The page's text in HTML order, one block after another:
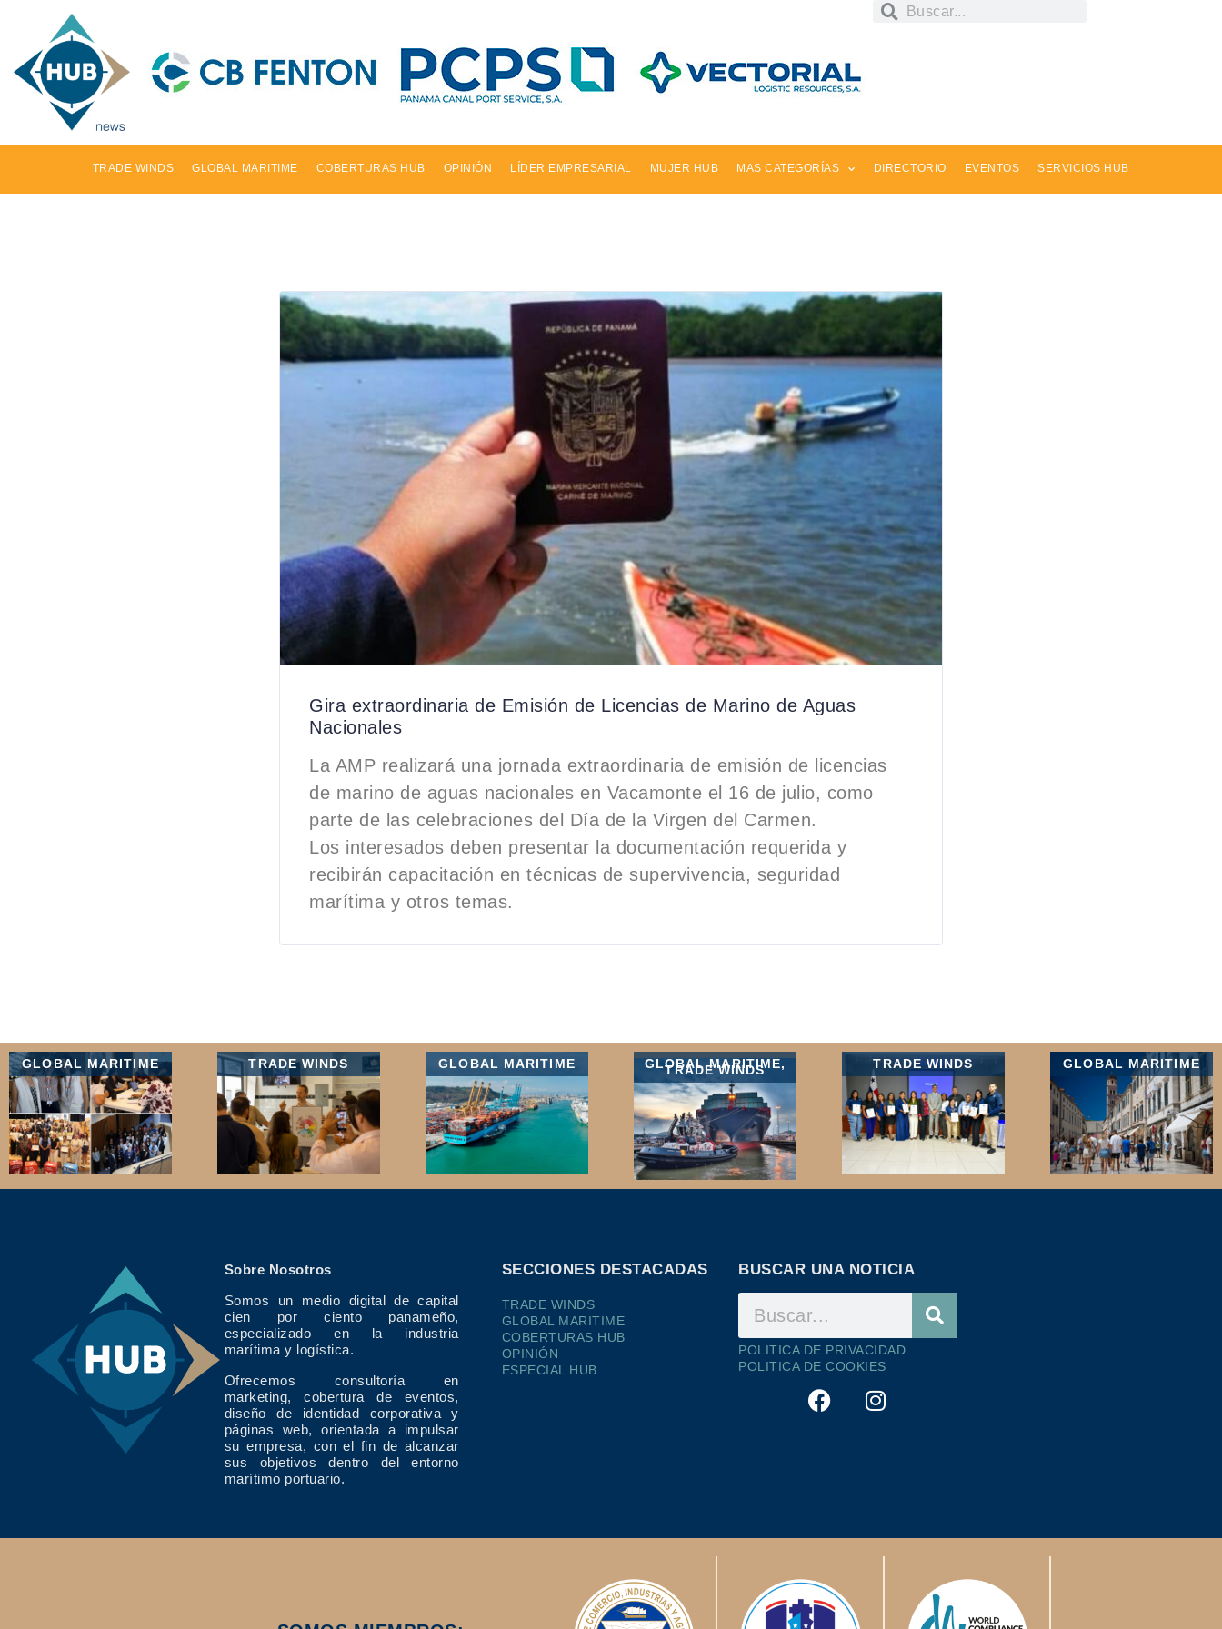
TRADE WINDS GLOBAL MARITIME COBERTURAS HUB OPINIÓN LÍDER EMPRESARIAL MUJER HUB MAS CATEGORÍAS DIRECTORIO EVENTOS SERVICIOS HUB
Gira extraordinaria de Emisión de Licencias de Marino de Aguas
Nacionales
La AMP realizará una jornada extraordinaria de emisión de licencias
de marino de aguas nacionales en Vacamonte el 16 de julio, como
parte de las celebraciones del Día de la Virgen del Carmen.
Los interesados deben presentar la documentación requerida y
recibirán capacitación en técnicas de supervivencia, seguridad
marítima y otros temas.
GLOBAL MARITIME TRADE WINDS GLOBAL MARITIME GLOBAL MARITIME,
TRADE WINDS TRADE WINDS GLOBAL MARITIME
Sobre Nosotros
Somos un medio digital de capital
cien por ciento panameño,
especializado en la industria
marítima y logística.
Ofrecemos consultoría en
marketing, cobertura de eventos,
diseño de identidad corporativa y
páginas web, orientada a impulsar
su empresa, con el fin de alcanzar
sus objetivos dentro del entorno
marítimo portuario.
SECCIONES DESTACADAS
TRADE WINDS
GLOBAL MARITIME
COBERTURAS HUB
OPINIÓN
ESPECIAL HUB
BUSCAR UNA NOTICIA
POLITICA DE PRIVACIDAD
POLITICA DE COOKIES